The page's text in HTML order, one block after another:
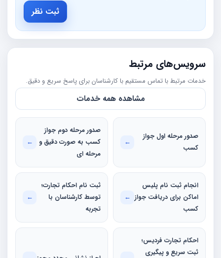
ثبت نظر
سرویس‌های مرتبط
خدمات مرتبط با تماس مستقیم با کارشناسان برای پاسخ سریع و دقیق.
مشاهده همه خدمات
صدور مرحله اول جواز
کسب
←
صدور مرحله دوم جواز
کسب به صورت دقیق و
مرحله ای
←
انجام ثبت نام پلیس
اماکن برای دریافت جواز
کسب
←
ثبت نام احکام تجارت؛
توسط کارشناسان با
تجربه
←
احکام تجارت فردیس؛
ثبت سریع و پیگیری